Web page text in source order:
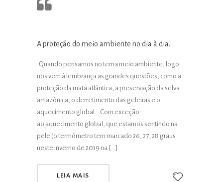
A proteção do meio ambiente no dia à dia.
Quando pensamos no tema meio ambiente, logo
nos vem à lembrança as grandes questões, como a
proteção da mata atlântica, a preservação da selva
amazônica, o derretimento das geleiras e o
aquecimento global. Com exceção
ao aquecimento global, que estamos sentindo na
pele (o termômetro tem marcado 26, 27, 28 graus
neste inverno de 2019 na […]
LEIA MAIS